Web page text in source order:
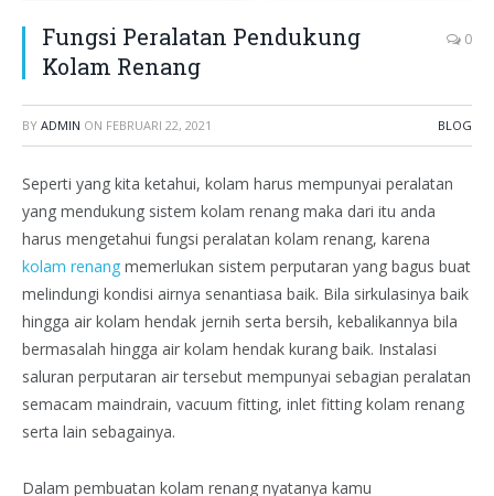
Fungsi Peralatan Pendukung
Kolam Renang
0
BY ADMIN ON FEBRUARI 22, 2021 BLOG
Seperti yang kita ketahui, kolam harus mempunyai peralatan
yang mendukung sistem kolam renang maka dari itu anda
harus mengetahui fungsi peralatan kolam renang, karena
kolam renang memerlukan sistem perputaran yang bagus buat
melindungi kondisi airnya senantiasa baik. Bila sirkulasinya baik
hingga air kolam hendak jernih serta bersih, kebalikannya bila
bermasalah hingga air kolam hendak kurang baik. Instalasi
saluran perputaran air tersebut mempunyai sebagian peralatan
semacam maindrain, vacuum fitting, inlet fitting kolam renang
serta lain sebagainya.
Dalam pembuatan kolam renang nyatanya kamu